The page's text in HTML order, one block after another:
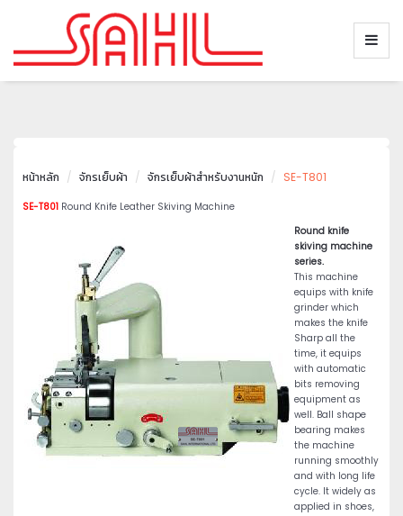
หน้าหลัก จักรเย็บผ้า จักรเย็บผ้าสำหรับงานหนัก SE-T801
SE-T801 Round Knife Leather Skiving Machine
Round knife
skiving machine
series.
This machine
equips with knife
grinder which
makes the knife
Sharp all the
time, it equips
with automatic
bits removing
equipment as
well. Ball shape
bearing makes
the machine
running smoothly
and with long life
cycle. It widely as
applied in shoes,